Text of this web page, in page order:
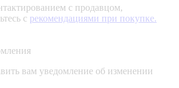
с продавцом,
с рекомендациями при покупке.
вам уведомление об изменении